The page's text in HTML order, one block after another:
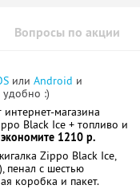
Вопросы по акции
или Android и
удобно :)
магазина
Black Ice + топливо и
1210 р.
Zippo Black Ice,
пенал с шестью
коробка и пакет.